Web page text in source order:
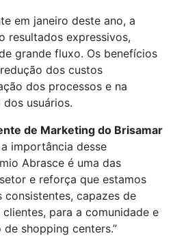
em janeiro deste ano, a
resultados expressivos,
grande fluxo. Os benefícios
dos custos
dos processos e na
usuários.
de Marketing do Brisamar
importância desse
Abrasce é uma das
e reforça que estamos
capazes de
para a comunidade e
shopping centers.”